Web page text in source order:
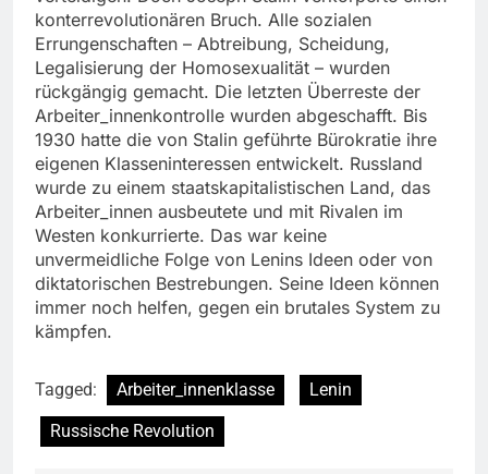
konterrevolutionären Bruch. Alle sozialen
Errungenschaften – Abtreibung, Scheidung,
Legalisierung der Homosexualität – wurden
rückgängig gemacht. Die letzten Überreste der
Arbeiter_innenkontrolle wurden abgeschafft. Bis
1930 hatte die von Stalin geführte Bürokratie ihre
eigenen Klasseninteressen entwickelt. Russland
wurde zu einem staatskapitalistischen Land, das
Arbeiter_innen ausbeutete und mit Rivalen im
Westen konkurrierte. Das war keine
unvermeidliche Folge von Lenins Ideen oder von
diktatorischen Bestrebungen. Seine Ideen können
immer noch helfen, gegen ein brutales System zu
kämpfen.
Tagged: Arbeiter_innenklasse
Lenin
Russische Revolution